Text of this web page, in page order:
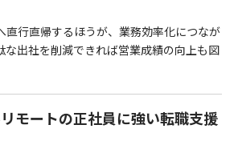
直行直帰するほうが、業務効率化につなが
な出社を削減できれば営業成績の向上も図
モートの正社員に強い転職支援